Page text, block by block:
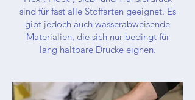
sind für fast alle Stoffarten geeignet. Es
gibt jedoch auch wasserabweisende
Materialien, die sich nur bedingt für
lang haltbare Drucke eignen.